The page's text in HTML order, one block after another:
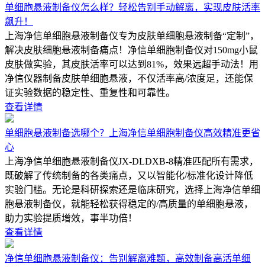
单细胞悬液制备仪怎么样？轻松告别手动解离，实现皮肤活率
飙升！
上海净信单细胞悬液制备仪专为皮肤单细胞悬液制备“定制”，
解决皮肤细胞悬液制备痛点！净信单细胞制备仪对150mg小鼠
皮肤做实验，其皮肤活率可以达到81%，效果远超手动法！用
净信仪器制备皮肤单细胞悬液，不仅活率高/浓度足，还能保
证实验数据的稳定性、重复性和可靠性。
查看详情
单细胞悬液制备选哪个？上海净信单细胞制备仪高效精准更省
心
上海净信单细胞悬液制备仪JX-DLDXB-8精准匹配所有需求，
既破解了传统制备的各类痛点，又以智能化/标准化设计降低
实验门槛。无论是科研探索还是临床研究，选择上海净信单细
胞悬液制备仪，就能轻松获得稳定的/高质量的单细胞悬液，
助力实验提质增效，事半功倍！
查看详情
净信单细胞悬液制备仪：告别解离难题，高效制备高活单细